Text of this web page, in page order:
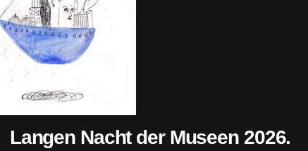
ANZEIGE
Langen Nacht der Museen 2026.